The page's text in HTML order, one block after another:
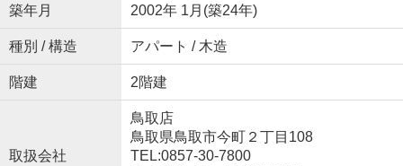
築年月 2002年 1月(築24年)
種別 / 構造 アパート / 木造
階建 2階建
取扱会社
鳥取店
鳥取県鳥取市今町２丁目108
TEL:0857-30-7800